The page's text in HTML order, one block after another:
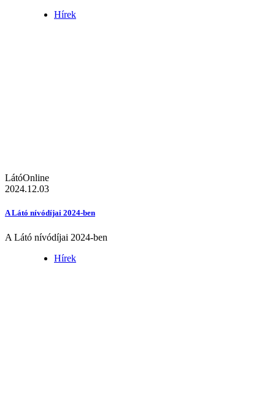
Hírek
LátóOnline
2024.12.03
A Látó nívódíjai 2024-ben
A Látó nívódíjai 2024-ben
Hírek